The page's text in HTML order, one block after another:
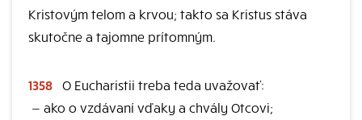
Kristovým telom a krvou; takto sa Kristus stáva
skutočne a tajomne prítomným.
1358 O Eucharistii treba teda uvažovať:
— ako o vzdávaní vďaky a chvály Otcovi;